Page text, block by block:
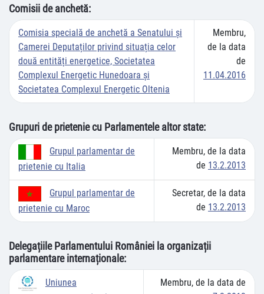
Comisii de anchetă:
Comisia specială de anchetă a Senatului și
Camerei Deputaților privind situația celor
două entități energetice, Societatea
Complexul Energetic Hunedoara și
Societatea Complexul Energetic Oltenia
Membru,
de la data
de
11.04.2016
Grupuri de prietenie cu Parlamentele altor state:
Grupul parlamentar de
prietenie cu Italia
Membru, de la data
de 13.2.2013
Grupul parlamentar de
prietenie cu Maroc
Secretar, de la data
de 13.2.2013
Delegațiile Parlamentului României la organizații
parlamentare internaționale:
Uniunea
Membru, de la data de